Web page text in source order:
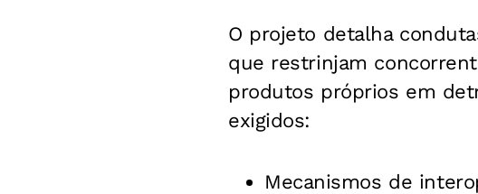
O projeto detalha
que restrinjam
produtos próprios em
exigidos:
Mecanismos de